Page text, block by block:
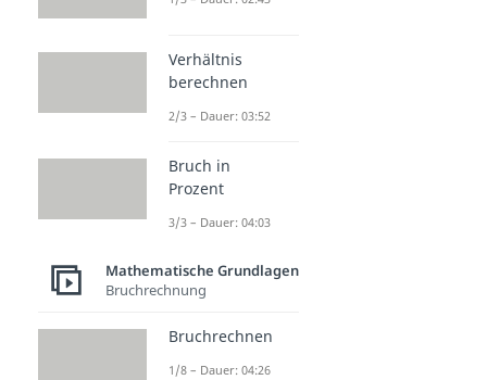
Verhältnis
berechnen
2/3 – Dauer: 03:52
Bruch in
Prozent
3/3 – Dauer: 04:03
Mathematische Grundlagen
Bruchrechnung
Bruchrechnen
1/8 – Dauer: 04:26